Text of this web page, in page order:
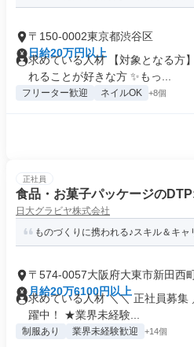
〒150-0002東京都渋谷区
日給20万円以上
求めている人材 【対象となる方
れることが好きな方 ✨もっ...
フリーター歓迎 ネイルOK +8個
正社員
食品・お菓子パッケージの
日大グラビヤ株式会社
ものづくりに携われる♪スキル＆キ
〒574-0057大阪府大東市新田西
月給20万6100円以上
求めている人材 ＼＼ 正社員募
躍中！ ★業界未経験...
制服あり 業界未経験歓迎 +14個